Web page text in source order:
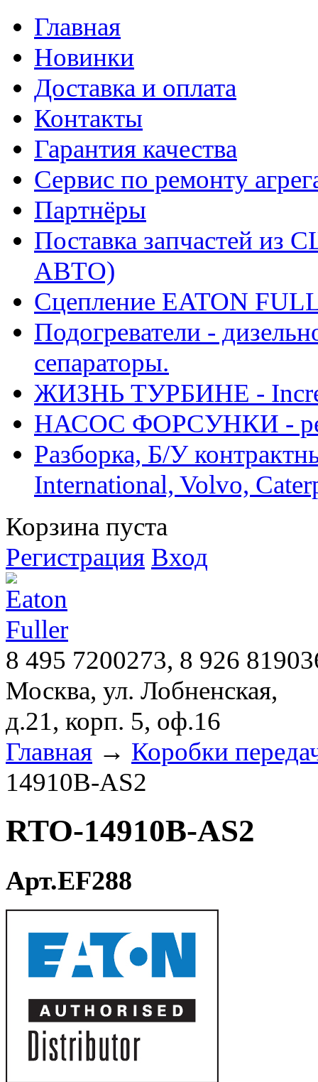
Главная
Новинки
Доставка и оплата
Контакты
Гарантия качества
Сервис по ремонту
Партнёры
Поставка запчастей
АВТО)
Сцепление EATON
Подогреватели -
сепараторы.
ЖИЗНЬ ТУРБИНЕ -
НАСОС ФОРСУНКИ -
Разборка, Б/У
International, Volvo,
Корзина пуста
Регистрация Вход
8 495 7200273, 8 926
Москва, ул. Лобненская,
д.21, корп. 5, оф.16
Главная → Коробки
14910B-AS2
RTO-14910B-AS2
Арт.EF288